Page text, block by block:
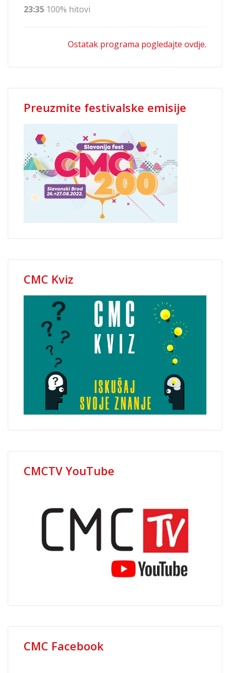
23:35 100% hitovi
Ostatak programa pogledajte ovdje.
Preuzmite festivalske emisije
CMC Kviz
CMCTV YouTube
CMC Facebook